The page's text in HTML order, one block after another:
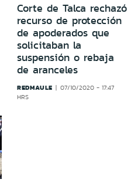
Corte de Talca rechazó
recurso de protección
de apoderados que
solicitaban la
suspensión o rebaja
de aranceles
REDMAULE
07/10/2020 - 17:47
HRS